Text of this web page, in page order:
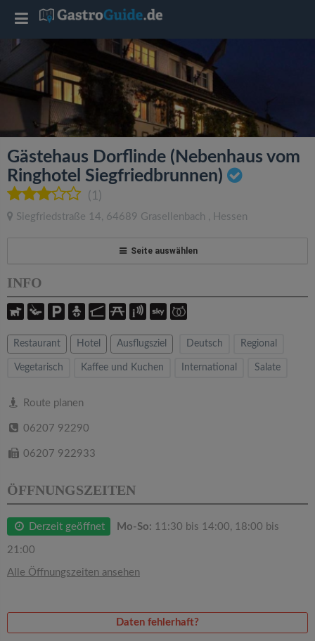
Gästehaus Dorflinde (Nebenhaus vom
Ringhotel Siegfriedbrunnen)
(1)
Siegfriedstraße 14, 64689 Grasellenbach , Hessen
Seite auswählen
INFO
Restaurant Hotel Ausflugsziel Deutsch Regional
Vegetarisch Kaffee und Kuchen International Salate
Route planen
06207 92290
06207 922933
ÖFFNUNGSZEITEN
Derzeit geöffnet Mo-So: 11:30 bis 14:00, 18:00 bis
21:00
Alle Öffnungszeiten ansehen
Daten fehlerhaft?
T
e
a
v
i
a
i
o
n